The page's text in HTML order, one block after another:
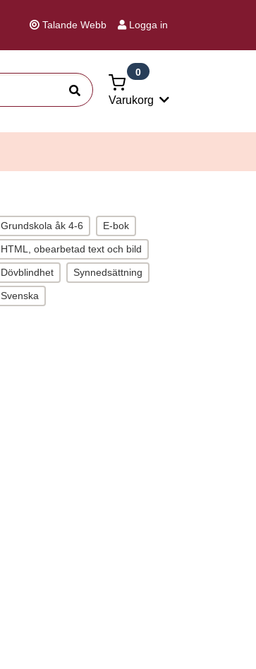
Talande Webb Logga in
Sök
Varukorg
0
Grundskola åk 4-6 E-bok
HTML, obearbetad text och bild
Dövblindhet Synnedsättning
Svenska